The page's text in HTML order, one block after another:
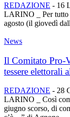
REDAZIONE - 16
LARINO _ Per tutto
agosto (il giovedì
News
Il Comitato Pro-
tessere elettorali
REDAZIONE - 28
LARINO _ Così
giugno scorso, di